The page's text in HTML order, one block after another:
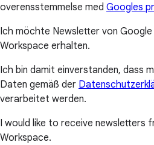
overensstemmelse med Googles
Ich möchte Newsletter von Google
Workspace erhalten.
Ich bin damit einverstanden, dass
Daten gemäß der
verarbeitet werden.
I would like to receive newsletters
Workspace.